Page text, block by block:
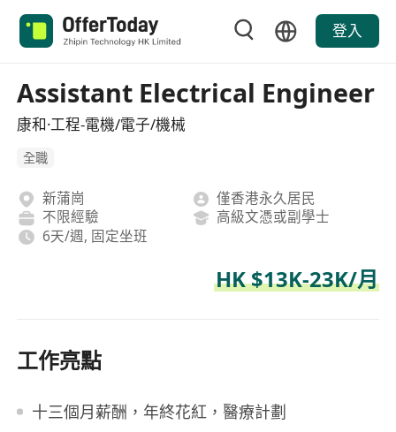
登入
Assistant Electrical Engineer
康和·工程-電機/電子/機械
全職
新蒲崗
僅香港永久居民
不限經驗
高級文憑或副學士
6天/週, 固定坐班
HK $13K-23K/月
工作亮點
十三個月薪酬，年終花紅，醫療計劃